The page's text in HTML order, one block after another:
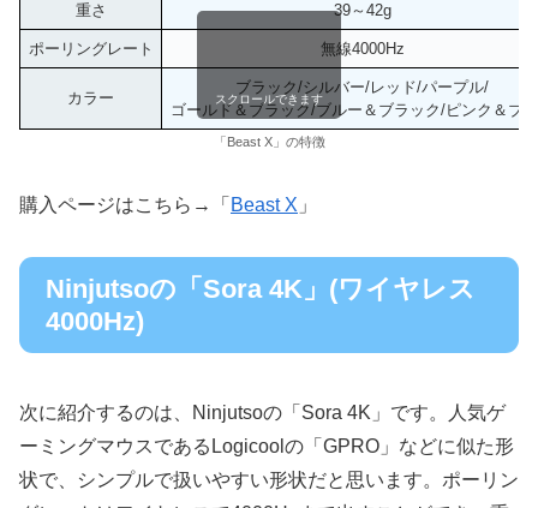
重さ 39～42g
ポーリングレート 無線4000Hz
カラー
ブラック/シルバー/レッド/パープル/
ゴールド＆ブラック/ブルー＆ブラック/ピンク＆ブ
スクロールできます
「Beast X」の特徴
購入ページはこちら→「 Beast X 」
Ninjutsoの「Sora 4K」(ワイヤレス
4000Hz)
次に紹介するのは、Ninjutsoの「Sora 4K」です。人気ゲ
ーミングマウスであるLogicoolの「GPRO」などに似た形
状で、シンプルで扱いやすい形状だと思います。ポーリン